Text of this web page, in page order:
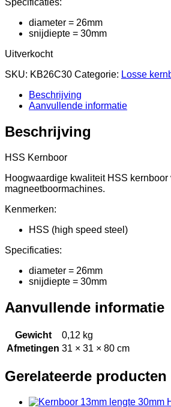
Specificaties:
diameter = 26mm
snijdiepte = 30mm
Uitverkocht
SKU: KB26C30 Categorie: Losse
Beschrijving
Aanvullende informatie
Beschrijving
HSS Kernboor
Hoogwaardige kwaliteit HSS kernboor
magneetboormachines.
Kenmerken:
HSS (high speed steel)
Specificaties:
diameter = 26mm
snijdiepte = 30mm
Aanvullende informatie
Gewicht
0,12 kg
Afmetingen 31 × 31 × 80 cm
Gerelateerde producten